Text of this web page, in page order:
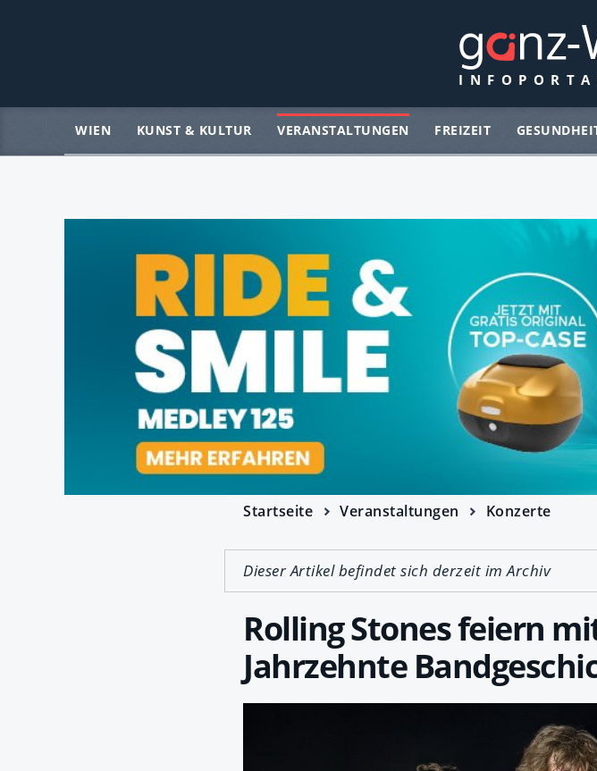
WIEN KUNST & KULTUR VERANSTALTUNGEN FREIZEIT
Startseite Veranstaltungen Konzerte
Dieser Artikel befindet sich derzeit im Archiv
Rolling Stones feiern
Jahrzehnte